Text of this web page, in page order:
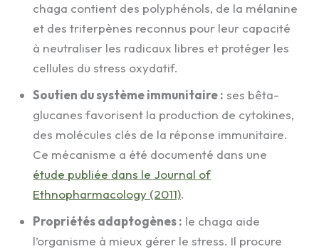
chaga contient des polyphénols, de la mélanine
et des triterpènes reconnus pour leur capacité
à neutraliser les radicaux libres et protéger les
cellules du stress oxydatif.
Soutien du système immunitaire : ses bêta-
glucanes favorisent la production de cytokines,
des molécules clés de la réponse immunitaire.
Ce mécanisme a été documenté dans une
étude publiée dans le Journal of
Ethnopharmacology (2011).
Propriétés adaptogènes : le chaga aide
l’organisme à mieux gérer le stress. Il procure